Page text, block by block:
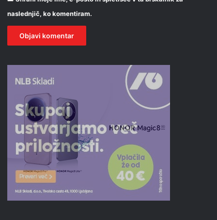
naslednjič, ko komentiram.